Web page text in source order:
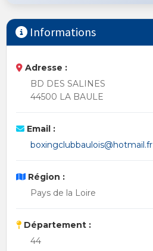
Informations
Adresse :
BD DES SALINES
44500 LA BAULE
Email :
boxingclubbaulois@hotmail.fr
Région :
Pays de la Loire
Département :
44